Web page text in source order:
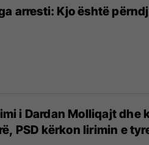
arresti: Kjo është
i Dardan Molliqajt dhe
PSD kërkon lirimin e